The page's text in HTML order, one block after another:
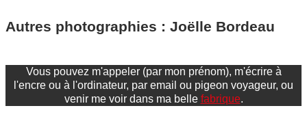
Autres photographies : Joëlle Bordeau
Vous pouvez m'appeler (par mon prénom), m'écrire à
l'encre ou à l'ordinateur, par email ou pigeon voyageur, ou
venir me voir dans ma belle fabrique.